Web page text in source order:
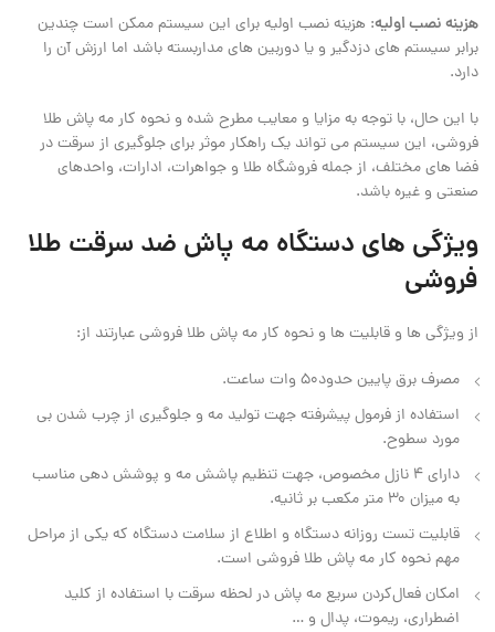
هزینه نصب اولیه: هزینه نصب اولیه برای این سیستم ممکن است چندین
برابر سیستم ‌های دزدگیر و یا دوربین ‌های مداربسته باشد اما ارزش آن را
دارد.
با این حال، با توجه به مزایا و معایب مطرح شده و نحوه کار مه پاش طلا
فروشی، این سیستم می ‌تواند یک راهکار موثر برای جلوگیری از سرقت در
فضا های مختلف، از جمله فروشگاه‌ طلا و جواهرات، ادارات، واحدهای
صنعتی و غیره باشد.
ویژگی های دستگاه مه پاش ضد سرقت طلا
فروشی
از ویژگی ها و قابلیت ها و نحوه کار مه پاش طلا فروشی عبارتند از:
مصرف برق پایین حدود50 وات ساعت.
استفاده از فرمول پیشرفته جهت تولید مه و جلوگیری از چرب شدن بی
‌مورد سطوح.
دارای ۴ نازل مخصوص، جهت تنظیم پاشش مه و پوشش دهی مناسب
به میزان 30 متر مکعب بر ثانیه.
قابلیت تست روزانه دستگاه و اطلاع از سلامت دستگاه که یکی از مراحل
مهم نحوه کار مه پاش طلا فروشی است.
امکان فعال‌کردن سریع مه‌ پاش در لحظه سرقت با استفاده از کلید
اضطراری، ریموت، پدال و …